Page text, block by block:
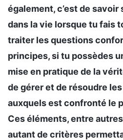
également, c’est de savoir
dans la vie lorsque tu fais
traiter les questions
principes, si tu possèdes
mise en pratique de la
de gérer et de résoudre
auxquels est confronté le
Ces éléments, entre
autant de critères